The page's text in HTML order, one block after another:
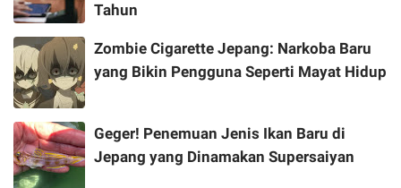
Tahun
Zombie Cigarette Jepang: Narkoba Baru
yang Bikin Pengguna Seperti Mayat Hidup
Geger! Penemuan Jenis Ikan Baru di
Jepang yang Dinamakan Supersaiyan